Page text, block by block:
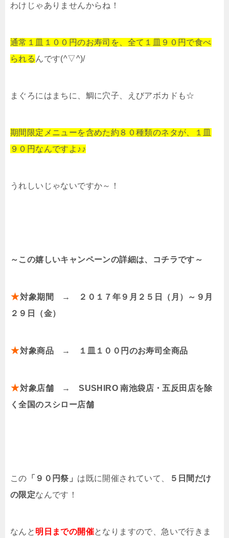
わけじゃありませんからね！
通常１皿１００円のお寿司を、全て１皿９０円で食べ
られる んです(^▽^)/
まぐろにはまちに、鯛に穴子、えびアボカドも☆
期間限定メニューを含めた約８０種類のネタが、１皿
９０円なんですよ♪♪
うれしいじゃないですか～！
～この嬉しいキャンペーンの詳細は、コチラです～
★対象期間 → ２０１７年９月２５日（月）～９月
２９日（金）
★対象商品 → １皿１００円のお寿司全商品
★対象店舗 → SUSHIRO 南池袋店・五反田店を除
く全国のスシロー店舗
この 「９０円祭」 は既に開催されていて、
５日間だけ
の限定なんです！
なんと 明日までの開催となりますので、急いで行きま